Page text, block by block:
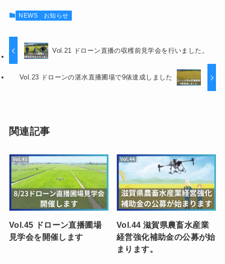
NEWS お知らせ
Vol.21 ドローン直播の収穫前見学会を行いました。
Vol.23 ドローンの湛水直播圃場で9俵達成しました
関連記事
Vol.45 ドローン直播圃場
見学会を開催します
Vol.44 滋賀県農畜水産業
経営強化補助金の公募が始
まります。